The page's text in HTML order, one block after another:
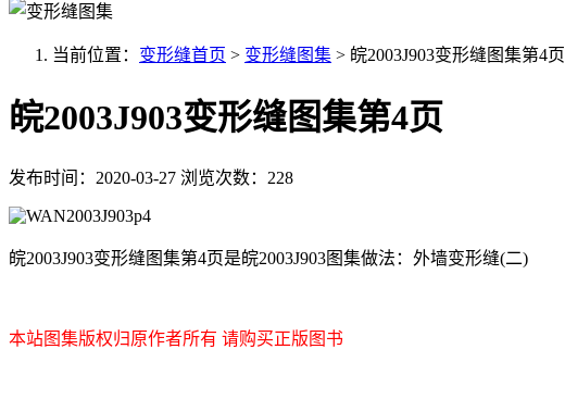
当前位置： 变形缝首页 > 变形缝图集 > 皖2003J903变形缝图集第4页
皖2003J903变形缝图集第4页
发布时间：2020-03-27 浏览次数：228
皖2003J903变形缝图集第4页是皖2003J903图集做法：外墙变形缝(二)
本站图集版权归原作者所有 请购买正版图书